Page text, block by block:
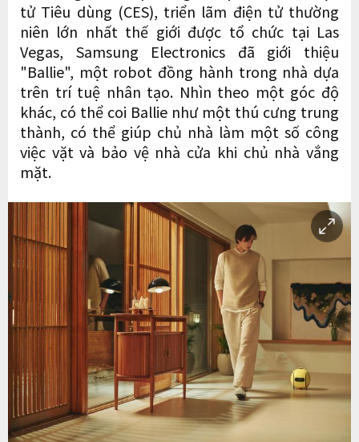
tử Tiêu dùng (CES), triển lãm điện tử thường
niên lớn nhất thế giới được tổ chức tại Las
Vegas, Samsung Electronics đã giới thiệu
"Ballie", một robot đồng hành trong nhà dựa
trên trí tuệ nhân tạo. Nhìn theo một góc độ
khác, có thể coi Ballie như một thú cưng trung
thành, có thể giúp chủ nhà làm một số công
việc vặt và bảo vệ nhà cửa khi chủ nhà vắng
mặt.